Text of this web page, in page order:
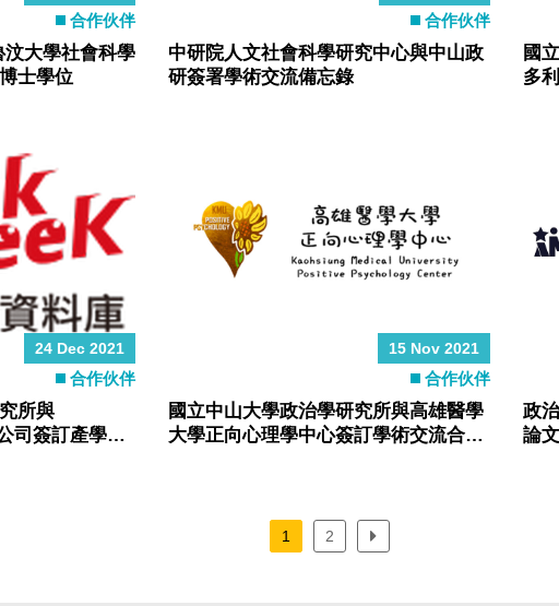
合作伙伴
大學社會科學
士學位
合作伙伴
中研院人文社會科學研究中心與中山政
研簽署學術交流備忘錄
國
多
24 Dec 2021
合作伙伴
所與
司簽訂產學人
15 Nov 2021
合作伙伴
國立中山大學政治學研究所與高雄醫學
大學正向心理學中心簽訂學術交流合作
政
論
1 2